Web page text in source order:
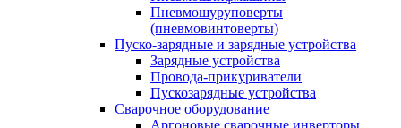
Пневмошуруповерты
(пневмовинтоверты)
Пуско-зарядные и зарядные устройства
Зарядные устройства
Провода-прикуриватели
Пускозарядные устройства
Сварочное оборудование
Аргоновые сварочные инверторы